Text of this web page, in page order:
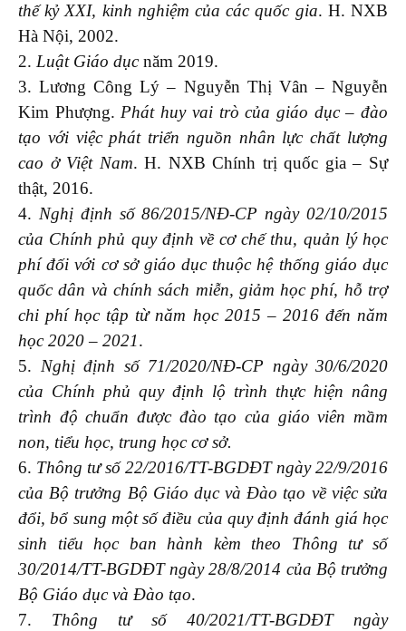
thế kỷ XXI, kinh nghiệm của các quốc gia. H. NXB
Hà Nội, 2002.
2. Luật Giáo dụcnăm 2019.
3. Lương Công Lý – Nguyễn Thị Vân – Nguyễn
Kim Phượng. Phát huy vai trò của giáo dục – đào
tạo với việc phát triển nguồn nhân lực chất lượng
cao ở Việt Nam. H. NXB Chính trị quốc gia – Sự
thật, 2016.
4. Nghị định số 86/2015/NĐ-CP ngày 02/10/2015
của Chính phủ quy định về cơ chế thu, quản lý học
phí đối với cơ sở giáo dục thuộc hệ thống giáo dục
quốc dân và chính sách miễn, giảm học phí, hỗ trợ
chi phí học tập từ năm học 2015 – 2016 đến năm
học 2020 – 2021.
5. Nghị định số 71/2020/NĐ-CP ngày 30/6/2020
của Chính phủ quy định lộ trình thực hiện nâng
trình độ chuẩn được đào tạo của giáo viên mầm
non, tiểu học, trung học cơ sở.
6. Thông tư số 22/2016/TT-BGDĐT ngày 22/9/2016
của Bộ trưởng Bộ Giáo dục và Đào tạo về việc sửa
đổi, bổ sung một số điều của quy định đánh giá học
sinh tiểu học ban hành kèm theo Thông tư số
30/2014/TT-BGDĐT ngày 28/8/2014 của Bộ trưởng
Bộ Giáo dục và Đào tạo.
7. Thông tư số 40/2021/TT-BGDĐT ngày